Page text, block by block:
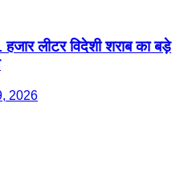
लीटर विदेशी शराब का बड़े
2026